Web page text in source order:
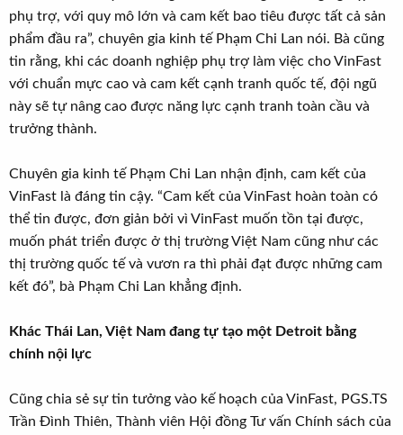
phụ trợ, với quy mô lớn và cam kết bao tiêu được tất cả sản
phẩm đầu ra”, chuyên gia kinh tế Phạm Chi Lan nói. Bà cũng
tin rằng, khi các doanh nghiệp phụ trợ làm việc cho VinFast
với chuẩn mực cao và cam kết cạnh tranh quốc tế, đội ngũ
này sẽ tự nâng cao được năng lực cạnh tranh toàn cầu và
trưởng thành.
Chuyên gia kinh tế Phạm Chi Lan nhận định, cam kết của
VinFast là đáng tin cậy. “Cam kết của VinFast hoàn toàn có
thể tin được, đơn giản bởi vì VinFast muốn tồn tại được,
muốn phát triển được ở thị trường Việt Nam cũng như các
thị trường quốc tế và vươn ra thì phải đạt được những cam
kết đó”, bà Phạm Chi Lan khẳng định.
Khác Thái Lan, Việt Nam đang tự tạo một Detroit bằng
chính nội lực
Cũng chia sẻ sự tin tưởng vào kế hoạch của VinFast, PGS.TS
Trần Đình Thiên, Thành viên Hội đồng Tư vấn Chính sách của